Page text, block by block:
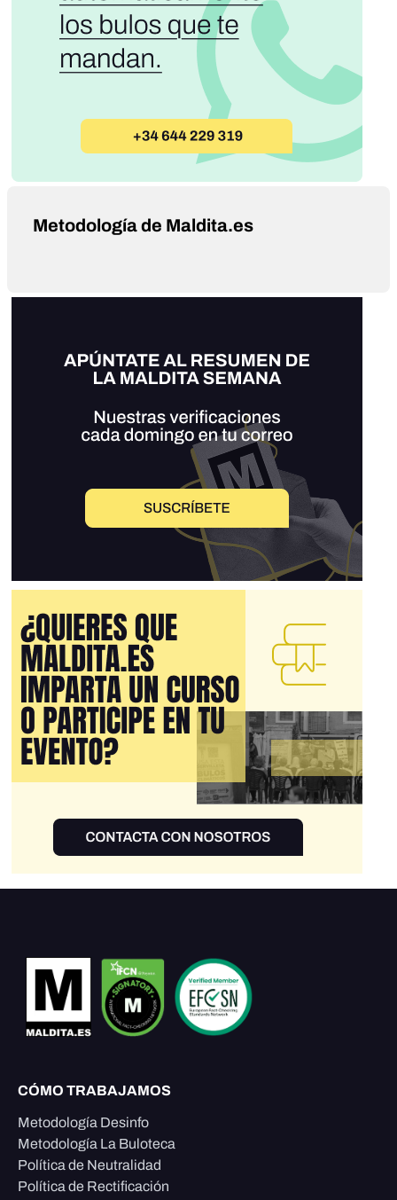
Metodología de Maldita.es
CÓMO TRABAJAMOS
Metodología Desinfo
Metodología La Buloteca
Política de Neutralidad
Política de Rectificación